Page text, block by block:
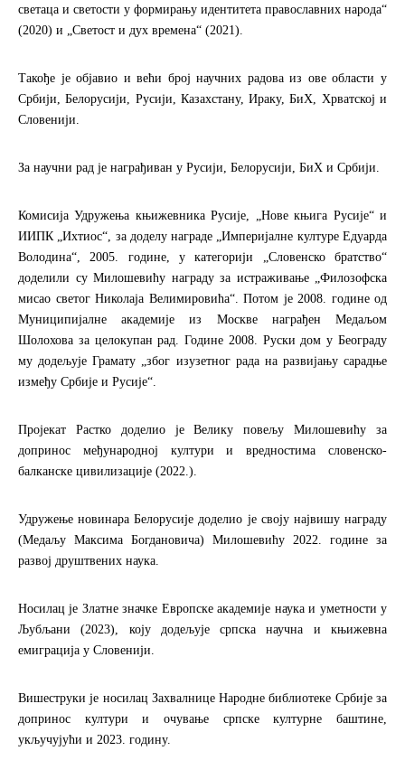
светаца и светости у формирању идентитета православних народа“
(2020) и „Светост и дух времена“ (2021).
Такође је објавио и већи број научних радова из ове области у
Србији, Белорусији, Русији, Казахстану, Ираку, БиХ, Хрватској и
Словенији.
За научни рад је награђиван у Русији, Белорусији, БиХ и Србији.
Комисија Удружења књижевника Русије, „Нове књига Русије“ и
ИИПК „Ихтиос“, за доделу награде „Империјалне културе Едуарда
Володина“, 2005. године, у категорији „Словенско братство“
доделили су Милошевићу награду за истраживање „Филозофска
мисао светог Николаја Велимировића“. Потом је 2008. године од
Муниципијалне академије из Москве награђен Медаљом
Шолохова за целокупан рад. Године 2008. Руски дом у Београду
му додељује Грамату „због изузетног рада на развијању сарадње
између Србије и Русије“.
Пројекат Растко доделио је Велику повељу Милошевићу за
допринос међународној култури и вредностима словенско-
балканске цивилизације (2022.).
Удружење новинара Белорусије доделио је своју највишу награду
(Медаљу Максима Богдановича) Милошевићу 2022. године за
развој друштвених наука.
Носилац је Златне значке Европске академије наука и уметности у
Љубљани (2023), коју додељује српска научна и књижевна
емиграција у Словенији.
Вишеструки је носилац Захвалнице Народне библиотеке Србије за
допринос култури и очување српске културне баштине,
укључујући и 2023. годину.